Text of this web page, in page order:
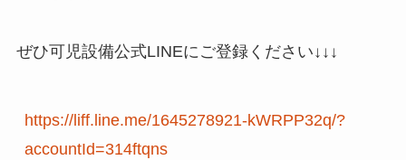
ぜひ可児設備公式LINEにご登録ください↓↓↓
https://liff.line.me/1645278921-kWRPP32q/?
accountId=314ftqns